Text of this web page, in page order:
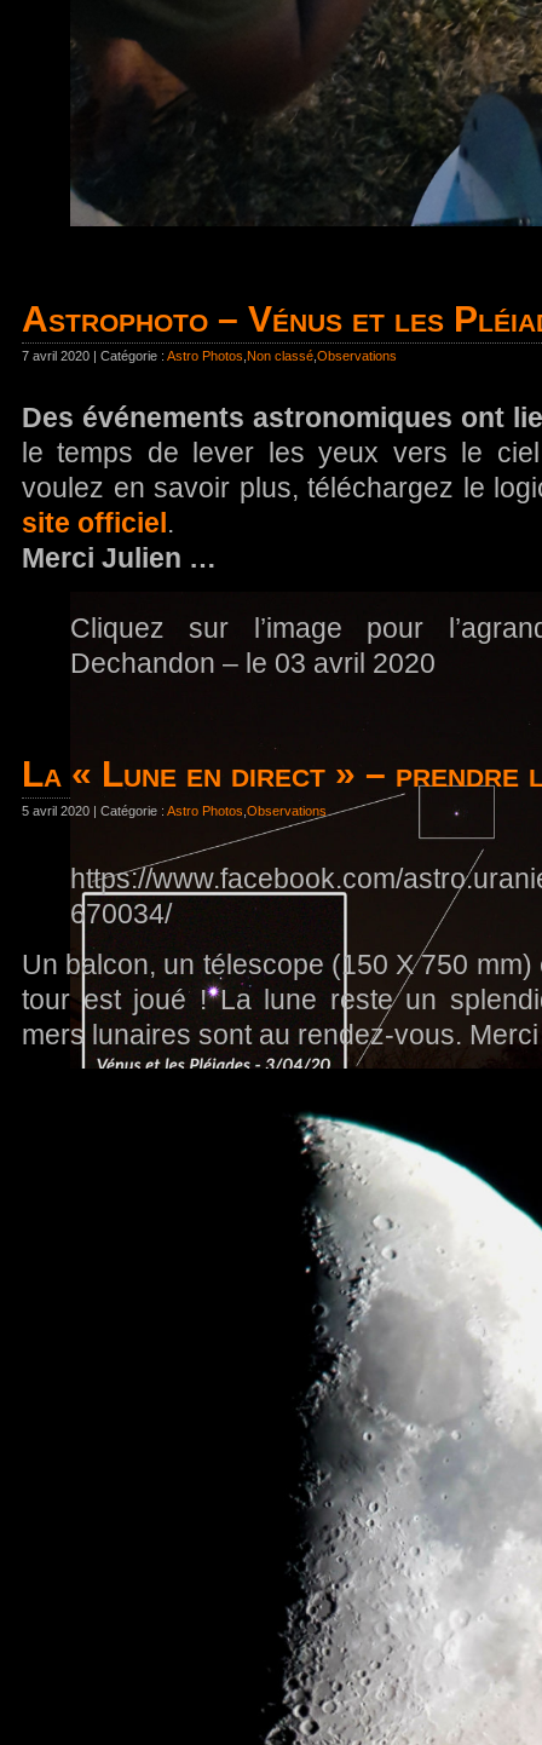
Astrophoto – Vénus et les
7 avril 2020 | Catégorie : Astro Photos Non classé Observations
Des événements astronomiques ont
le temps de lever les yeux vers le
voulez en savoir plus, téléchargez le
site officiel.
Merci Julien …
Cliquez sur l’image pour
Dechandon – le 03 avril 2020
La « Lune en direct » – prendre
5 avril 2020 | Catégorie : Astro Photos Observations
https://www.facebook.com/
670034/
Un balcon, un télescope (150 X 750
tour est joué ! La lune reste un
mers lunaires sont au rendez-vous.